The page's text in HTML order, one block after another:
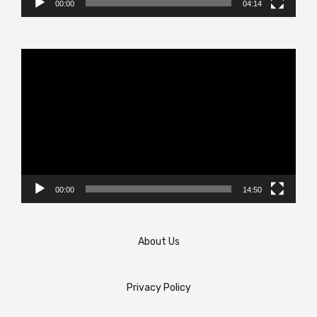
00:00 04:14
00:00 14:50
About Us
Privacy Policy